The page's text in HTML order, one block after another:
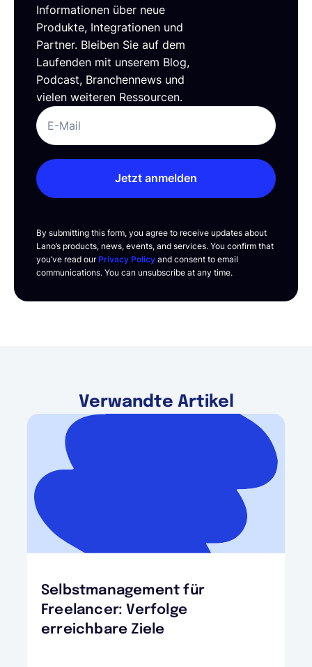
Informationen über neue
Produkte, Integrationen und
Partner. Bleiben Sie auf dem
Laufenden mit unserem Blog,
Podcast, Branchennews und
vielen weiteren Ressourcen.
Jetzt anmelden
By submitting this form, you agree to receive updates about
Lano’s products, news, events, and services. You confirm that
you’ve read ourPrivacy Policy and consent to email
communications. You can unsubscribe at any time.
Verwandte Artikel
Selbstmanagement für
Freelancer: Verfolge
erreichbare Ziele